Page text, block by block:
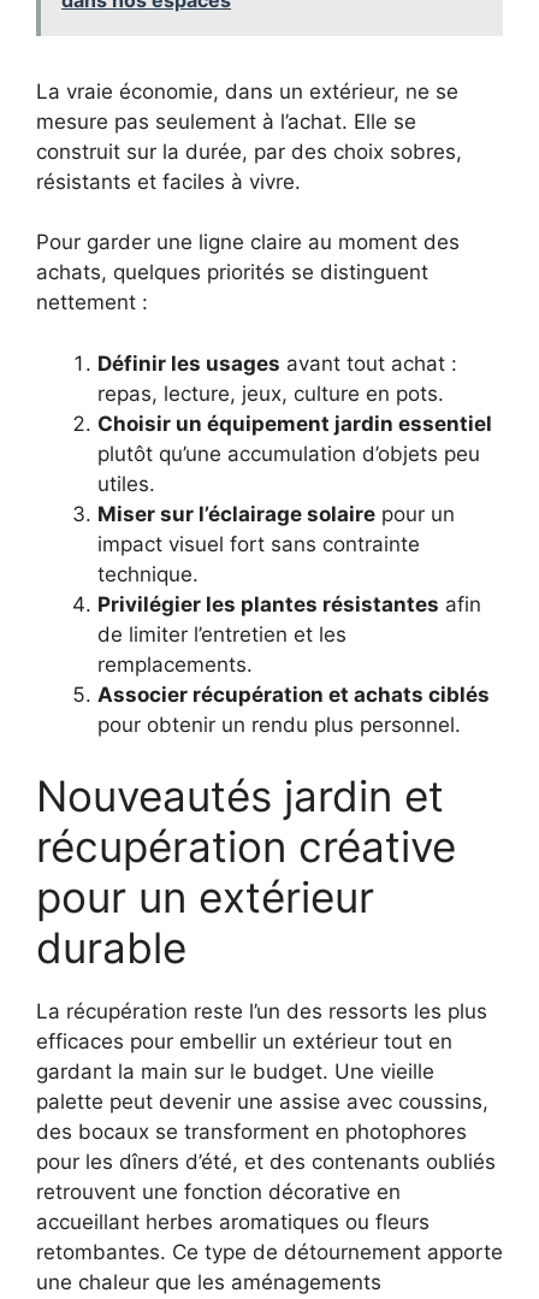
La vraie économie, dans un extérieur, ne se
mesure pas seulement à l’achat. Elle se
construit sur la durée, par des choix sobres,
résistants et faciles à vivre.
Pour garder une ligne claire au moment des
achats, quelques priorités se distinguent
nettement :
Définir les usages avant tout achat :
repas, lecture, jeux, culture en pots.
Choisir un équipement jardin essentiel
plutôt qu’une accumulation d’objets peu
utiles.
Miser sur l’éclairage solaire pour un
impact visuel fort sans contrainte
technique.
Privilégier les plantes résistantes afin
de limiter l’entretien et les
remplacements.
Associer récupération et achats ciblés
pour obtenir un rendu plus personnel.
Nouveautés jardin et
récupération créative
pour un extérieur
durable
La récupération reste l’un des ressorts les plus
efficaces pour embellir un extérieur tout en
gardant la main sur le budget. Une vieille
palette peut devenir une assise avec coussins,
des bocaux se transforment en photophores
pour les dîners d’été, et des contenants oubliés
retrouvent une fonction décorative en
accueillant herbes aromatiques ou fleurs
retombantes. Ce type de détournement apporte
une chaleur que les aménagements